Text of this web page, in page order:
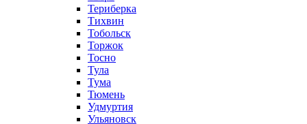
Териберка
Тихвин
Тобольск
Торжок
Тосно
Тула
Тума
Тюмень
Удмуртия
Ульяновск